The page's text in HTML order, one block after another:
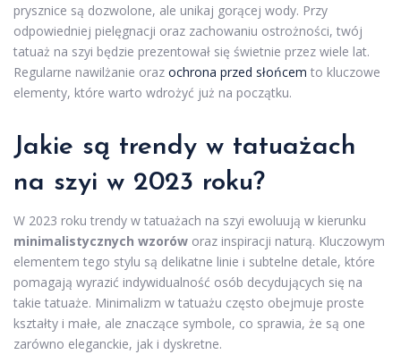
prysznice są dozwolone, ale unikaj gorącej wody. Przy
odpowiedniej pielęgnacji oraz zachowaniu ostrożności, twój
tatuaż na szyi będzie prezentował się świetnie przez wiele lat.
Regularne nawilżanie oraz ochrona przed słońcem to kluczowe
elementy, które warto wdrożyć już na początku.
Jakie są trendy w tatuażach
na szyi w 2023 roku?
W 2023 roku trendy w tatuażach na szyi ewoluują w kierunku
minimalistycznych wzorów oraz inspiracji naturą. Kluczowym
elementem tego stylu są delikatne linie i subtelne detale, które
pomagają wyrazić indywidualność osób decydujących się na
takie tatuaże. Minimalizm w tatuażu często obejmuje proste
kształty i małe, ale znaczące symbole, co sprawia, że są one
zarówno eleganckie, jak i dyskretne.